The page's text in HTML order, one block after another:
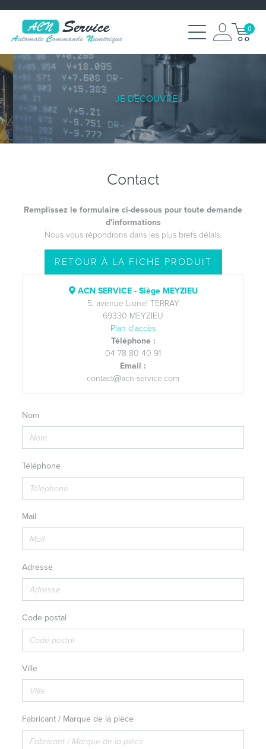
0
JE DÉCOUVRE
Contact
Remplissez le formulaire ci-dessous pour toute demande
d'informations
Nous vous répondrons dans les plus brefs délais.
RETOUR À LA FICHE PRODUIT
Nom
Téléphone
Mail
Adresse
Code postal
Ville
Fabricant / Marque de la pièce
ACN SERVICE - Siège MEYZIEU
5, avenue Lionel TERRAY
69330 MEYZIEU
Plan d'accès
Téléphone :
04 78 80 40 91
Email :
contact
acn-service.com